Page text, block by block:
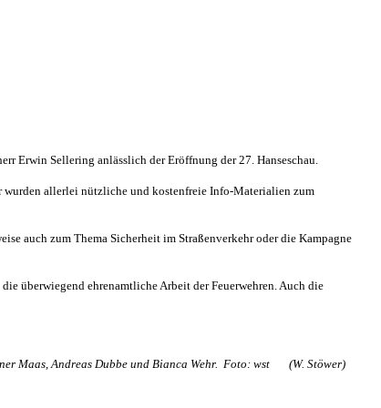
Erwin Sellering anlässlich der Eröffnung der 27. Hanseschau.
wurden allerlei nützliche und kostenfreie Info-Materialien zum
auch zum Thema Sicherheit im Straßenverkehr oder die Kampagne
überwiegend ehrenamtliche Arbeit der Feuerwehren. Auch die
Maas, Andreas Dubbe und Bianca Wehr. Foto: wst (W. Stöwer)